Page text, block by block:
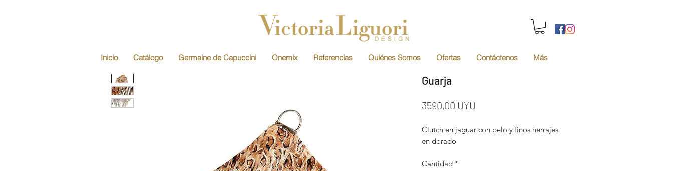
Inicio Catálogo Germaine de Capuccini Onemix Referencias Quiénes Somos Ofertas Contáctenos Más
Guarja
3590,00 UYU
Clutch en jaguar con pelo y finos herrajes
en dorado
Cantidad *